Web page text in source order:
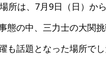
所は、7月9日（日）か
態の中、三力士の大関
も話題となった場所で